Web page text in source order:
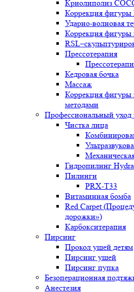
Криолиполиз
Коррекция фигуры
Ударно-волновая
Коррекция фигуры
Прессотерапия
Кедровая бочка
Массаж
Коррекция
методами
Профессиональный уход
Чистка лица
Гидропилинг
Пилинги
PRX-T33
Витаминная бомба
Red Carpet
дорожки»)
Карбокситерапия
Пирсинг
Прокол ушей детям
Пирсинг ушей
Пирсинг пупка
Безоперационная
Анестезия